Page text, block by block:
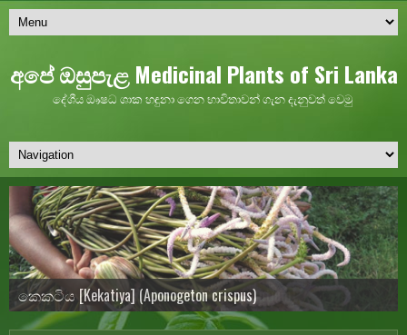
අපේ ඔසුපැළ Medicinal Plants of Sri Lanka
දේශීය ඖෂධ ශාක හඳුනා ගෙන භාවිතාවන් ගැන දැනුවත් වෙමු
කෙකටිය [Kekatiya] (Aponogeton crispus)
ඇඹුල් දොඩම් [Embul Dodam] (Citrus aurantium)